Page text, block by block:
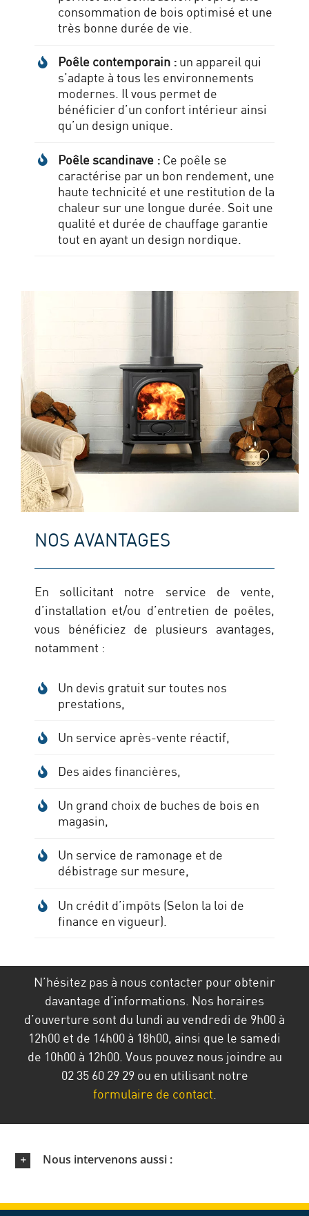
consommation de bois optimisé et une
très bonne durée de vie.
Poêle contemporain :un appareil qui
s’adapte à tous les environnements
modernes. Il vous permet de
bénéficier d’un confort intérieur ainsi
qu’un design unique.
Poêle scandinave :Ce poêle se
caractérise par un bon rendement, une
haute technicité et une restitution de la
chaleur sur une longue durée. Soit une
qualité et durée de chauffage garantie
tout en ayant un design nordique.
NOS AVANTAGES
En sollicitant notre service de vente,
d’installation et/ou d’entretien de poêles,
vous bénéficiez de plusieurs avantages,
notamment :
Un devis gratuit sur toutes nos
prestations,
Un service après-vente réactif,
Des aides financières,
Un grand choix de buches de bois en
magasin,
Un service de ramonage et de
débistrage sur mesure,
Un crédit d’impôts (Selon la loi de
finance en vigueur).
N’hésitez pas à nous contacter pour obtenir
davantage d’informations. Nos horaires
d’ouverture sont du lundi au vendredi de 9h00 à
12h00 et de 14h00 à 18h00, ainsi que le samedi
de 10h00 à 12h00. Vous pouvez nous joindre au
02 35 60 29 29 ou en utilisant notre
formulaire de contact.
Nous intervenons aussi :